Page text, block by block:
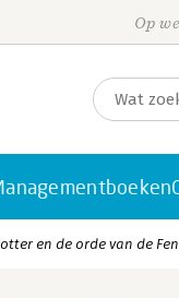
Op
en de orde van de